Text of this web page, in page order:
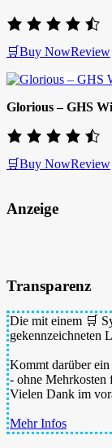
🛒Buy NowReview
Glorious – GHS
🛒Buy NowReview
Anzeige
Transparenz
Die mit einem 🛒
gekennzeichneten
Kommt darüber
- ohne Mehrkosten
Vielen Dank im
Mehr Infos